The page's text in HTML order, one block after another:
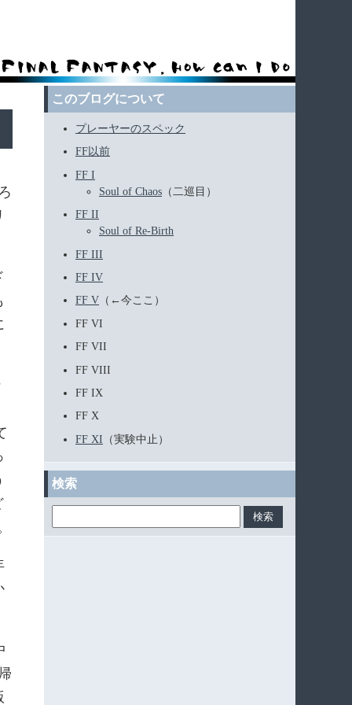
このブログについて
プレーヤーのスペック
FF以前
FF I
Soul of Chaos （二巡目）
FF II
Soul of Re-Birth
FF III
FF IV
FF V （←今ここ）
FF VI
FF VII
FF VIII
FF IX
FF X
FF XI （実験中止）
検索